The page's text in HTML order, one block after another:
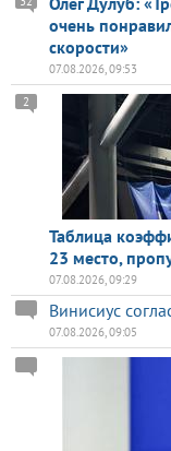
очень
скорости»
07.08.2026, 09:53
Таблица
23 место,
2
07.08.2026, 09:29
Винисиус
07.08.2026, 09:05